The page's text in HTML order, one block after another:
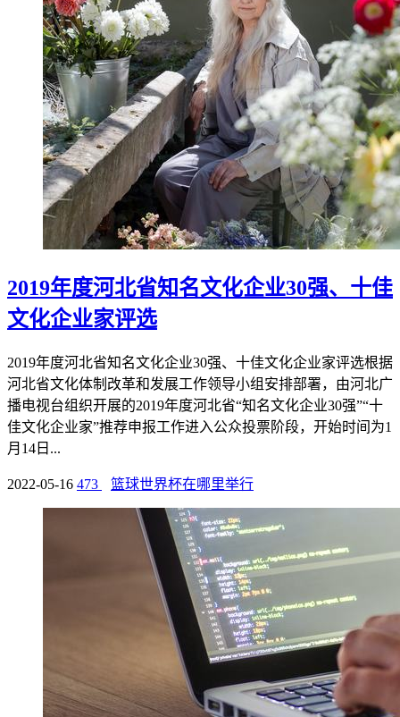
2019年度河北省知名文化企业30强、十佳
文化企业家评选
2019年度河北省知名文化企业30强、十佳文化企业家评选根据
河北省文化体制改革和发展工作领导小组安排部署，由河北广
播电视台组织开展的2019年度河北省“知名文化企业30强”“十
佳文化企业家”推荐申报工作进入公众投票阶段，开始时间为1
月14日...
2022-05-16 473 篮球世界杯在哪里举行